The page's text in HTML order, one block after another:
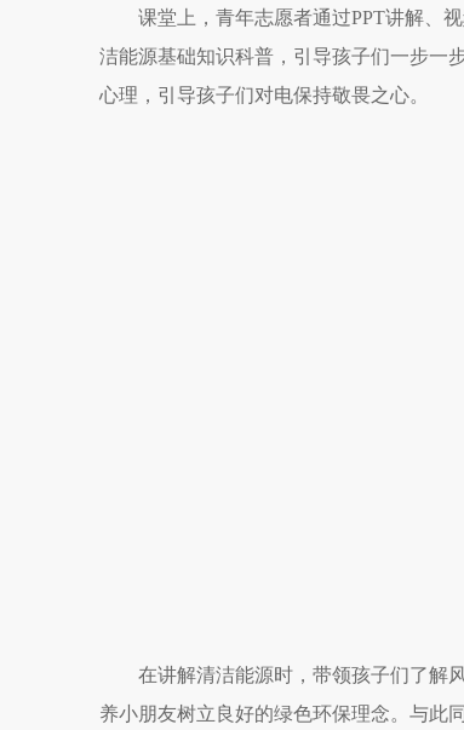
课堂上，青年志愿者通过PPT讲解、
洁能源基础知识科普，引导孩子们一步一
心理，引导孩子们对电保持敬畏之心。
在讲解清洁能源时，带领孩子们了解
养小朋友树立良好的绿色环保理念。与此